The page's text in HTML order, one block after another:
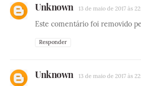
Unknown 13 de maio de 2017 às
Este comentário foi removido
Responder
Unknown 13 de maio de 2017 às